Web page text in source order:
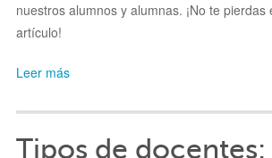
nuestros alumnos y alumnas. ¡No te pierdas
artículo!
Leer más
Tipos de docentes: